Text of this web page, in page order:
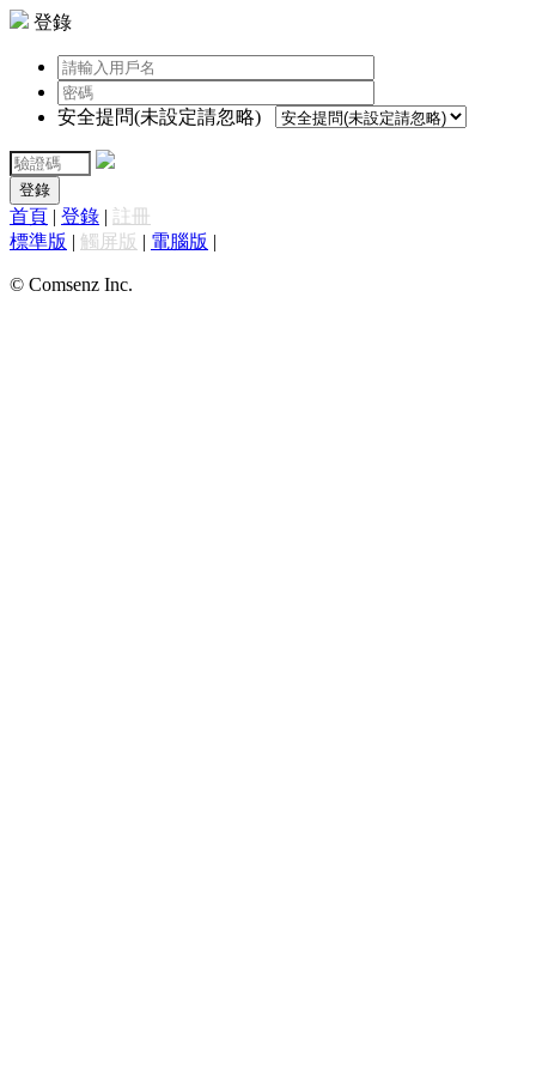
登錄
安全提問(未設定請忽略)
登錄
首頁 | 登錄 | 註冊
標準版 | 觸屏版 | 電腦版 |
© Comsenz Inc.